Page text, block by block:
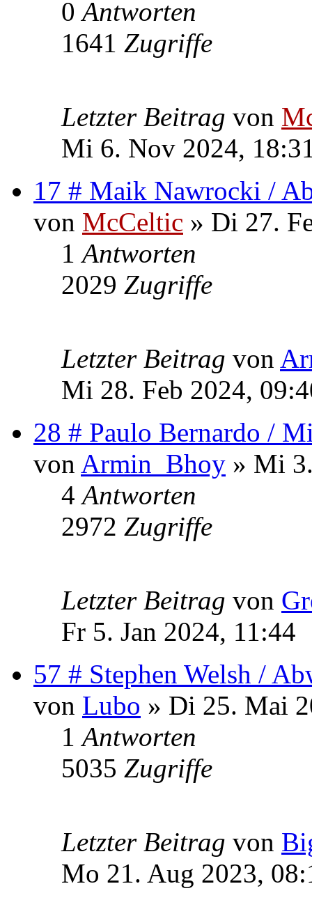
0Antworten
1641 Zugriffe
Letzter Beitrag von
Mi 6. Nov 2024,
17 # Maik Nawrocki /
von McCeltic » Di 27.
1Antworten
2029 Zugriffe
Letzter Beitrag von
Mi 28. Feb 2024,
28 # Paulo Bernardo /
von Armin_Bhoy » Mi
4Antworten
2972 Zugriffe
Letzter Beitrag von
Fr 5. Jan 2024, 11:44
57 # Stephen Welsh /
von Lubo » Di 25. Mai
1Antworten
5035 Zugriffe
Letzter Beitrag von
Mo 21. Aug 2023,